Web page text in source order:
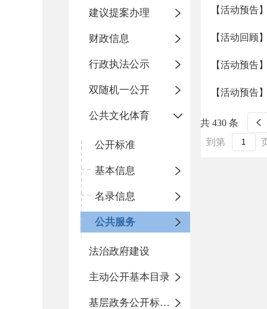
建议提案办理
财政信息
行政执法公示
双随机一公开
公共文化体育
公开标准
基本信息
名录信息
公共服务
法治政府建设
主动公开基本目录
基层政务公开标准化规范化
【活动预告
【活动回顾
【活动预
【活动预告
共 430 条
到第